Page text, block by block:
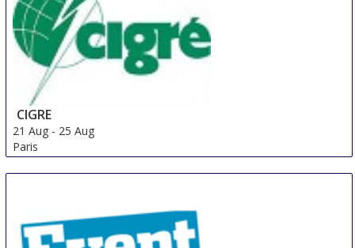
CIGRE
21 Aug - 25 Aug
Paris
France